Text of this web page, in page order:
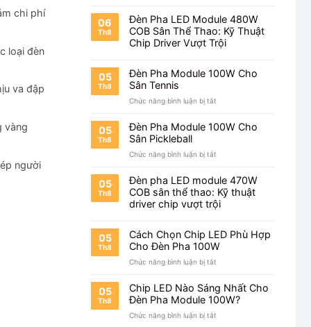
chi phí
loại đèn
va đập
vàng
người
Cầu
Lông
06
Th8
Đèn Pha LED Module 480W
COB Sân Thể Thao: Kỹ Thuật
Chip Driver Vượt Trội
05
Th8
Đèn Pha Module 100W Cho
Sân Tennis
Chức năng bình luận bị tắt
Pha
Module
Tennis
05
Th8
Đèn Pha Module 100W Cho
Sân Pickleball
Chức năng bình luận bị tắt
Pha
Module
100W
Cho
Pickleball
05
Th8
Đèn pha LED module 470W
COB sân thể thao: Kỹ thuật
driver chip vượt trội
05
Th8
Cách Chọn Chip LED Phù Hợp
Cho Đèn Pha 100W
Chức năng bình luận bị tắt
Chọn
Chip
LED
05
Th8
Chip LED Nào Sáng Nhất Cho
Đèn Pha Module 100W?
Chức năng bình luận bị tắt